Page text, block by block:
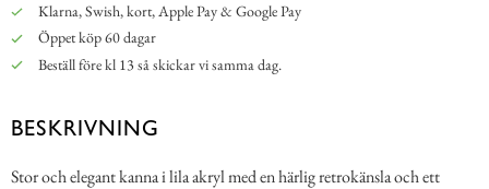
Klarna, Swish, kort, Apple Pay & Google Pay
Öppet köp 60 dagar
Beställ före kl 13 så skickar vi samma dag.
BESKRIVNING
Stor och elegant kanna i lila akryl med en härlig retrokänsla och ett